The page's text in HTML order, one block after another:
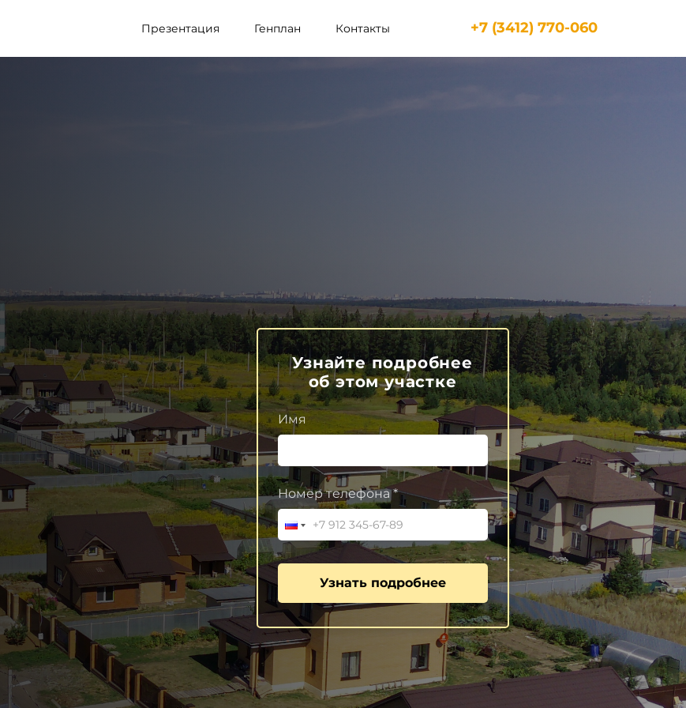
Презентация Генплан Контакты +7 (3412) 770-060
Узнайте подробнее
об этом участке
Имя
Номер телефона *
Узнать подробнее